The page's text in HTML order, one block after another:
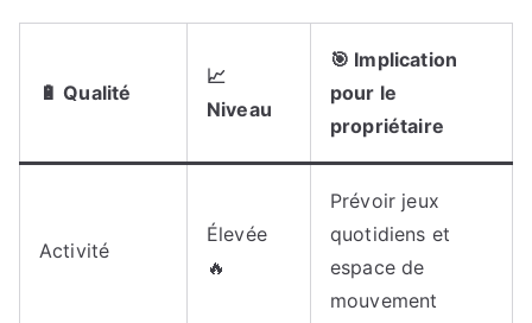
🔋 Qualité
📈
Niveau
🎯 Implication
pour le
propriétaire
Activité
Élevée
🔥
Prévoir jeux
quotidiens et
espace de
mouvement